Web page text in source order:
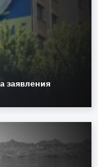
заявления